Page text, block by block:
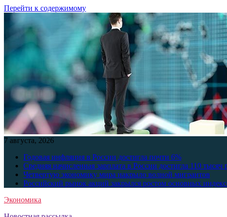
Перейти к содержимому
7 августа, 2026
Годовая инфляция в России достигла почти 6%
Средняя начисленная зарплата в России достигла 110 тысяч
Четвертую экономику мира накрыло волной мигрантов
Российский рынок акций закрылся ростом основных
Экономика